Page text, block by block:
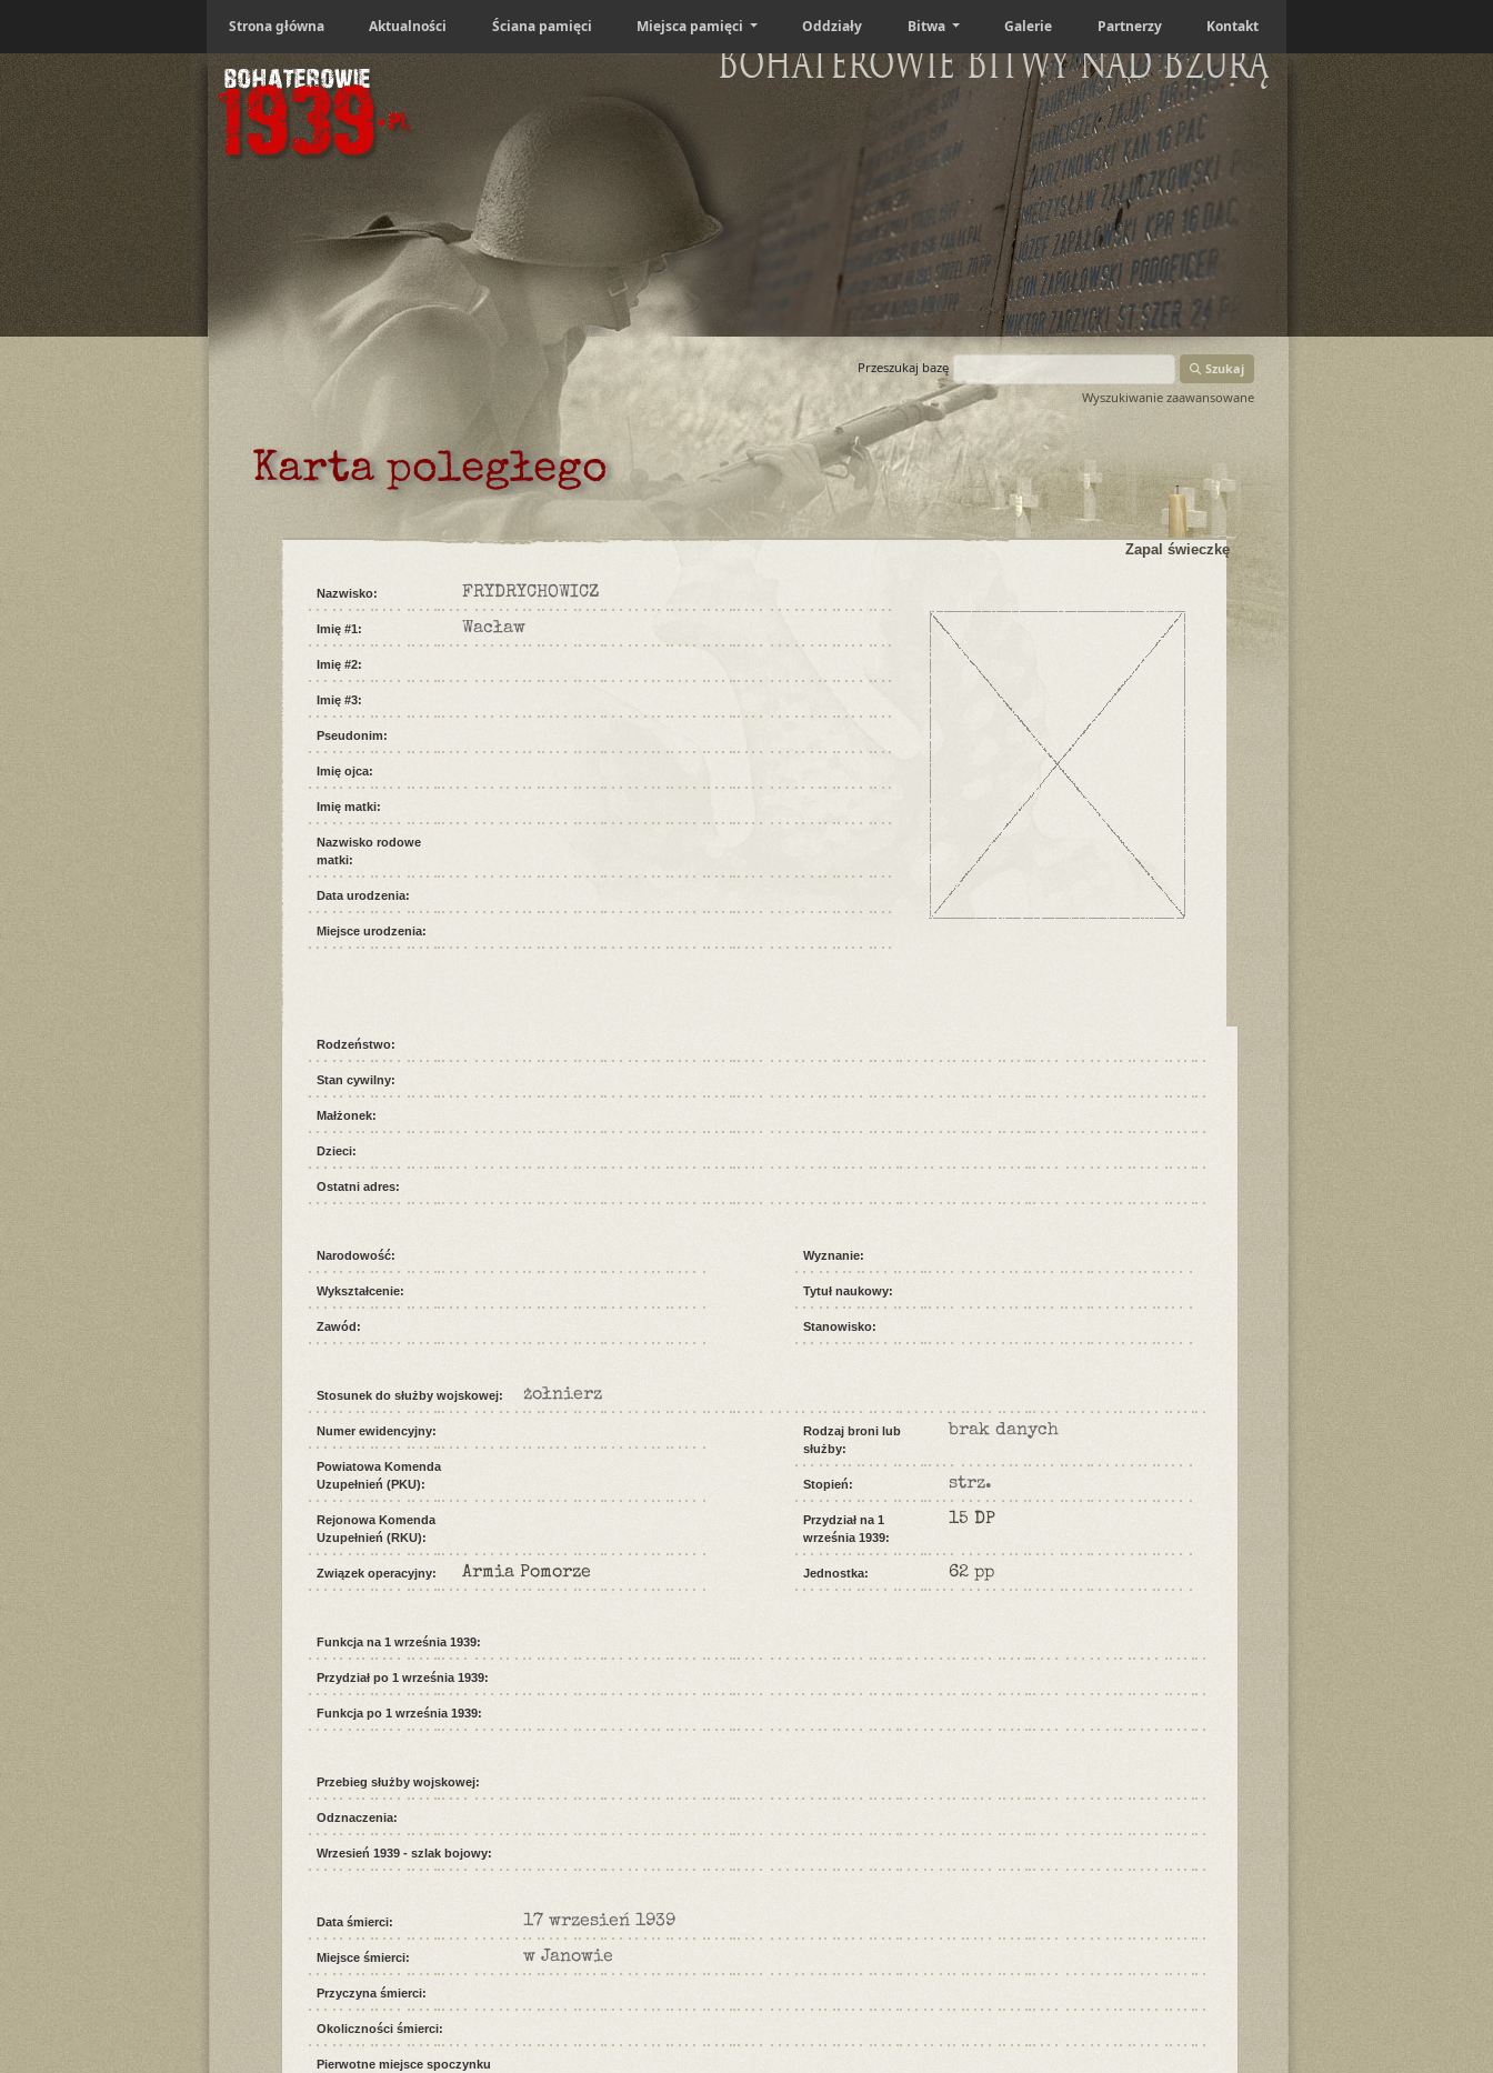
Strona główna Aktualności Ściana pamięci Miejsca pamięci Oddziały Bitwa Galerie Partnerzy Kontakt
Bohaterowie Bitwy nad Bzurą
Przeszukaj bazę
Szukaj
Wyszukiwanie zaawansowane
Karta poległego
Zapal świeczkę
Nazwisko: FRYDRYCHOWICZ
Imię #1: Wacław
Imię #2:
Imię #3:
Pseudonim:
Imię ojca:
Imię matki:
Nazwisko rodowe
matki:
Data urodzenia:
Miejsce urodzenia:
Rodzeństwo:
Stan cywilny:
Małżonek:
Dzieci:
Ostatni adres:
Narodowość:
Wykształcenie:
Zawód:
Wyznanie:
Tytuł naukowy:
Stanowisko:
Stosunek do służby wojskowej: żołnierz
Numer ewidencyjny:
Powiatowa Komenda
Uzupełnień (PKU):
Rejonowa Komenda
Uzupełnień (RKU):
Związek operacyjny: Armia Pomorze
Rodzaj broni lub
służby:
brak danych
Stopień: strz.
Przydział na 1
września 1939:
15 DP
Jednostka: 62 pp
Funkcja na 1 września 1939:
Przydział po 1 września 1939:
Funkcja po 1 września 1939:
Przebieg służby wojskowej:
Odznaczenia:
Wrzesień 1939 - szlak bojowy:
Data śmierci: 17 wrzesień 1939
Miejsce śmierci: w Janowie
Przyczyna śmierci:
Okoliczności śmierci:
Pierwotne miejsce spoczynku